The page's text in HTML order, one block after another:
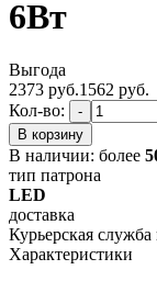
6Вт
Выгода
2373 руб.1562 руб.
Кол-во:
-
В корзину
В наличии: более
тип патрона
LED
доставка
Курьерская
Характеристики